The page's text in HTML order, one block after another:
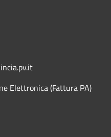
Elettronica (Fattura PA)